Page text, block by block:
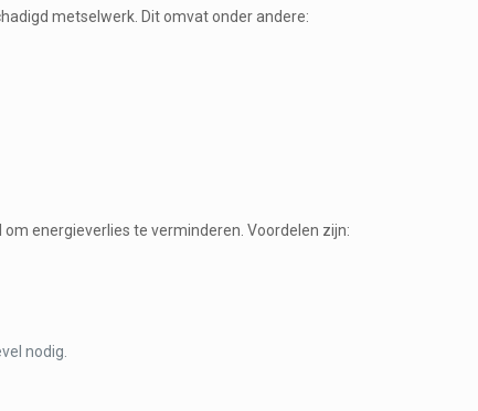
metselwerk. Dit omvat onder andere:
energieverlies te verminderen. Voordelen zijn:
nodig.